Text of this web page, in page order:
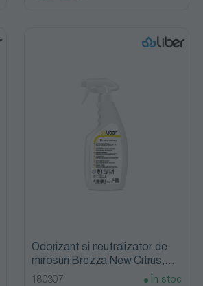
Odorizant si neutralizator de
mirosuri,Brezza New Citrus,
Liber
180307 În stoc